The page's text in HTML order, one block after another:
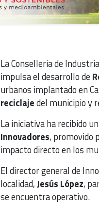
La Conselleria de
impulsa el desarrollo de
urbanos implantado en
reciclajedel municipio y
La iniciativa ha recibido
Innovadores, promovido
impacto directo en los
El director general de
localidad,Jesús López,
se encuentra operativo.